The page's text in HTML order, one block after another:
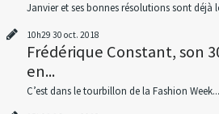
Janvier et ses bonnes résolutions sont déjà
10h29 30 oct. 2018
Frédérique Constant, son
en...
C’est dans le tourbillon de la Fashion Week...